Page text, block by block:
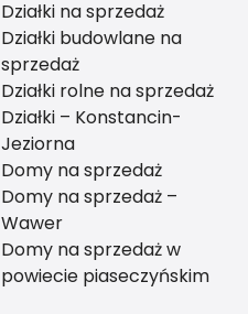
Działki na sprzedaż
Działki budowlane na
sprzedaż
Działki rolne na sprzedaż
Działki – Konstancin-
Jeziorna
Domy na sprzedaż
Domy na sprzedaż –
Wawer
Domy na sprzedaż w
powiecie piaseczyńskim